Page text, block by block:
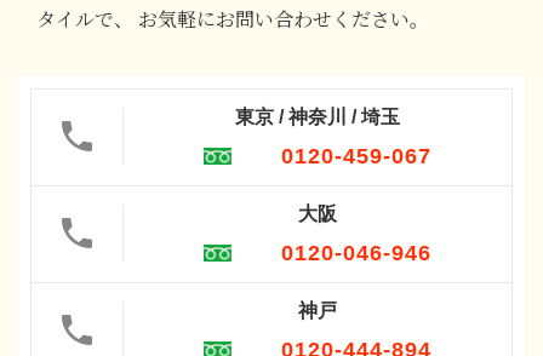
タイルで、
お気軽にお問い合わせください。
東京 / 神奈川 / 埼玉
0120-459-067
大阪
0120-046-946
神戸
0120-444-894